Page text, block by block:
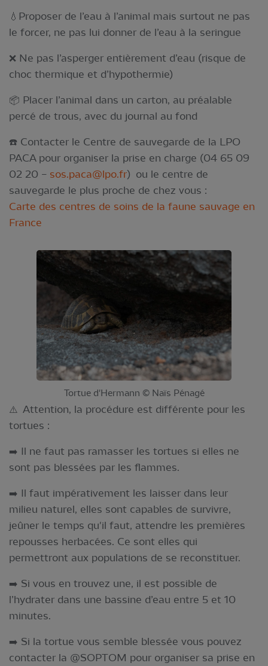
💧Proposer de l’eau à l’animal mais surtout ne pas
le forcer, ne pas lui donner de l’eau à la seringue
❌ Ne pas l’asperger entièrement d’eau (risque de
choc thermique et d’hypothermie)
📦 Placer l’animal dans un carton, au préalable
percé de trous, avec du journal au fond
☎️ Contacter le Centre de sauvegarde de la LPO
PACA pour organiser la prise en charge (04 65 09
02 20 – sos.paca@lpo.fr) ou le centre de
sauvegarde le plus proche de chez vous :
Carte des centres de soins de la faune sauvage en
France
Tortue d'Hermann © Naïs Pénagé
⚠️ Attention, la procédure est différente pour les
tortues :
➡️ Il ne faut pas ramasser les tortues si elles ne
sont pas blessées par les flammes.
➡️ Il faut impérativement les laisser dans leur
milieu naturel, elles sont capables de survivre,
jeûner le temps qu'il faut, attendre les premières
repousses herbacées. Ce sont elles qui
permettront aux populations de se reconstituer.
➡️ Si vous en trouvez une, il est possible de
l’hydrater dans une bassine d’eau entre 5 et 10
minutes.
➡️ Si la tortue vous semble blessée vous pouvez
contacter la @SOPTOM pour organiser sa prise en